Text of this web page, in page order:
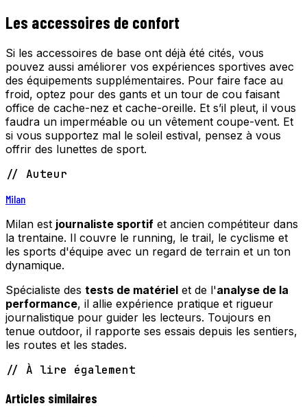
Les accessoires de confort
Si les accessoires de base ont déjà été cités, vous
pouvez aussi améliorer vos expériences sportives avec
des équipements supplémentaires. Pour faire face au
froid, optez pour des gants et un tour de cou faisant
office de cache-nez et cache-oreille. Et s’il pleut, il vous
faudra un imperméable ou un vêtement coupe-vent. Et
si vous supportez mal le soleil estival, pensez à vous
offrir des lunettes de sport.
// Auteur
Milan
Milan est journaliste sportif et ancien compétiteur dans
la trentaine. Il couvre le running, le trail, le cyclisme et
les sports d'équipe avec un regard de terrain et un ton
dynamique.
Spécialiste des tests de matériel et de l'analyse de la
performance, il allie expérience pratique et rigueur
journalistique pour guider les lecteurs. Toujours en
tenue outdoor, il rapporte ses essais depuis les sentiers,
les routes et les stades.
// À lire également
Articles similaires